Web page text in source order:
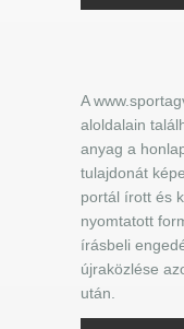
A
aloldalain
anyag a
tulajdonát
portál írott és
nyomtatott
írásbeli
újraközlése
után.